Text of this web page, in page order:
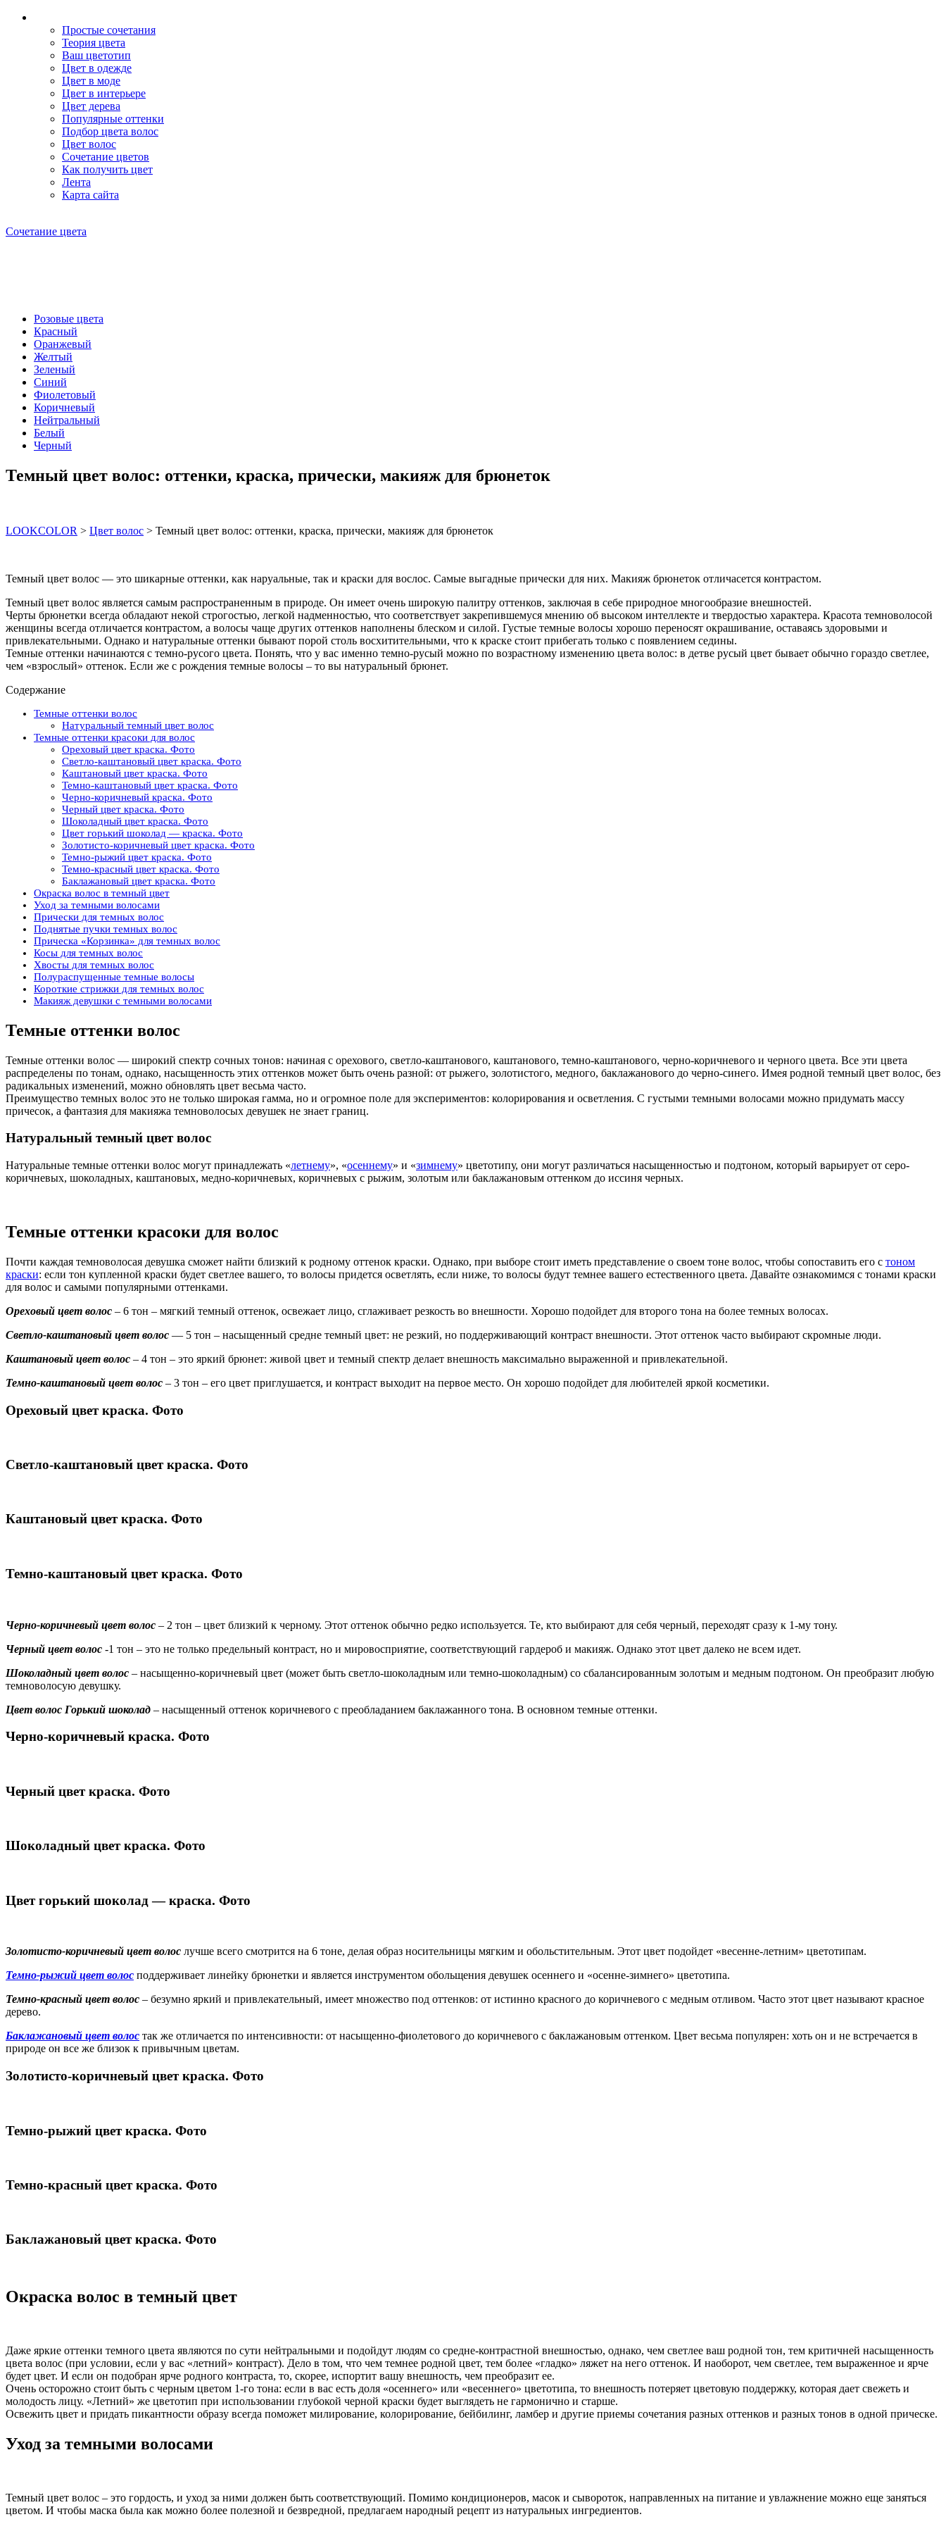
Простые сочетания
Теория цвета
Ваш цветотип
Цвет в одежде
Цвет в моде
Цвет в интерьере
Цвет дерева
Популярные оттенки
Подбор цвета волос
Цвет волос
Сочетание цветов
Как получить цвет
Лента
Карта сайта
Сочетание цвета
Розовые цвета
Красный
Оранжевый
Желтый
Зеленый
Синий
Фиолетовый
Коричневый
Нейтральный
Белый
Черный
Темный цвет волос: оттенки, краска, прически, макияж для брюнеток
LOOKCOLOR > Цвет волос > Темный цвет волос: оттенки, краска, прически, макияж для брюнеток
Темный цвет волос — это шикарные оттенки, как наруальные, так и краски для вослос. Самые выгадные прически для них. Макияж брюнеток отличасется контрастом.
Темный цвет волос является самым распространенным в природе. Он имеет очень широкую палитру оттенков, заключая в себе природное многообразие внешностей.
Черты брюнетки всегда обладают некой строгостью, легкой надменностью, что соответствует закрепившемуся мнению об высоком интеллекте и твердостью характера. Красота темноволосой
женщины всегда отличается контрастом, а волосы чаще других оттенков наполнены блеском и силой. Густые темные волосы хорошо переносят окрашивание, оставаясь здоровыми и
привлекательными. Однако и натуральные оттенки бывают порой столь восхитительными, что к краске стоит прибегать только с появлением седины.
Темные оттенки начинаются с темно-русого цвета. Понять, что у вас именно темно-русый можно по возрастному изменению цвета волос: в детве русый цвет бывает обычно гораздо светлее,
чем «взрослый» оттенок. Если же с рождения темные волосы – то вы натуральный брюнет.
Содержание
Темные оттенки волос
Натуральный темный цвет волос
Темные оттенки красоки для волос
Ореховый цвет краска. Фото
Светло-каштановый цвет краска. Фото
Каштановый цвет краска. Фото
Темно-каштановый цвет краска. Фото
Черно-коричневый краска. Фото
Черный цвет краска. Фото
Шоколадный цвет краска. Фото
Цвет горький шоколад — краска. Фото
Золотисто-коричневый цвет краска. Фото
Темно-рыжий цвет краска. Фото
Темно-красный цвет краска. Фото
Баклажановый цвет краска. Фото
Окраска волос в темный цвет
Уход за темными волосами
Прически для темных волос
Поднятые пучки темных волос
Прическа «Корзинка» для темных волос
Косы для темных волос
Хвосты для темных волос
Полураспущенные темные волосы
Короткие стрижки для темных волос
Макияж девушки с темными волосами
Темные оттенки волос
Темные оттенки волос — широкий спектр сочных тонов: начиная с орехового, светло-каштанового, каштанового, темно-каштанового, черно-коричневого и черного цвета. Все эти цвета
распределены по тонам, однако, насыщенность этих оттенков может быть очень разной: от рыжего, золотистого, медного, баклажанового до черно-синего. Имея родной темный цвет волос, без
радикальных изменений, можно обновлять цвет весьма часто.
Преимущество темных волос это не только широкая гамма, но и огромное поле для экспериментов: колорирования и осветления. С густыми темными волосами можно придумать массу
причесок, а фантазия для макияжа темноволосых девушек не знает границ.
Натуральный темный цвет волос
Натуральные темные оттенки волос могут принадлежать «летнему», «осеннему» и «зимнему» цветотипу, они могут различаться насыщенностью и подтоном, который варьирует от серо-
коричневых, шоколадных, каштановых, медно-коричневых, коричневых с рыжим, золотым или баклажановым оттенком до иссиня черных.
Темные оттенки красоки для волос
Почти каждая темноволосая девушка сможет найти близкий к родному оттенок краски. Однако, при выборе стоит иметь представление о своем тоне волос, чтобы сопоставить его с тоном
краски: если тон купленной краски будет светлее вашего, то волосы придется осветлять, если ниже, то волосы будут темнее вашего естественного цвета. Давайте ознакомимся с тонами краски
для волос и самыми популярными оттенками.
Ореховый цвет волос – 6 тон – мягкий темный оттенок, освежает лицо, сглаживает резкость во внешности. Хорошо подойдет для второго тона на более темных волосах.
Светло-каштановый цвет волос — 5 тон – насыщенный средне темный цвет: не резкий, но поддерживающий контраст внешности. Этот оттенок часто выбирают скромные люди.
Каштановый цвет волос – 4 тон – это яркий брюнет: живой цвет и темный спектр делает внешность максимально выраженной и привлекательной.
Темно-каштановый цвет волос – 3 тон – его цвет приглушается, и контраст выходит на первое место. Он хорошо подойдет для любителей яркой косметики.
Ореховый цвет краска. Фото
Светло-каштановый цвет краска. Фото
Каштановый цвет краска. Фото
Темно-каштановый цвет краска. Фото
Черно-коричневый цвет волос – 2 тон – цвет близкий к черному. Этот оттенок обычно редко используется. Те, кто выбирают для себя черный, переходят сразу к 1-му тону.
Черный цвет волос -1 тон – это не только предельный контраст, но и мировосприятие, соответствующий гардероб и макияж. Однако этот цвет далеко не всем идет.
Шоколадный цвет волос – насыщенно-коричневый цвет (может быть светло-шоколадным или темно-шоколадным) со сбалансированным золотым и медным подтоном. Он преобразит любую
темноволосую девушку.
Цвет волос Горький шоколад – насыщенный оттенок коричневого с преобладанием баклажанного тона. В основном темные оттенки.
Черно-коричневый краска. Фото
Черный цвет краска. Фото
Шоколадный цвет краска. Фото
Цвет горький шоколад — краска. Фото
Золотисто-коричневый цвет волос лучше всего смотрится на 6 тоне, делая образ носительницы мягким и обольстительным. Этот цвет подойдет «весенне-летним» цветотипам.
Темно-рыжий цвет волос поддерживает линейку брюнетки и является инструментом обольщения девушек осеннего и «осенне-зимнего» цветотипа.
Темно-красный цвет волос – безумно яркий и привлекательный, имеет множество под оттенков: от истинно красного до коричневого с медным отливом. Часто этот цвет называют красное
дерево.
Баклажановый цвет волос так же отличается по интенсивности: от насыщенно-фиолетового до коричневого с баклажановым оттенком. Цвет весьма популярен: хоть он и не встречается в
природе он все же близок к привычным цветам.
Золотисто-коричневый цвет краска. Фото
Темно-рыжий цвет краска. Фото
Темно-красный цвет краска. Фото
Баклажановый цвет краска. Фото
Окраска волос в темный цвет
Даже яркие оттенки темного цвета являются по сути нейтральными и подойдут людям со средне-контрастной внешностью, однако, чем светлее ваш родной тон, тем критичней насыщенность
цвета волос (при условии, если у вас «летний» контраст). Дело в том, что чем темнее родной цвет, тем более «гладко» ляжет на него оттенок. И наоборот, чем светлее, тем выраженное и ярче
будет цвет. И если он подобран ярче родного контраста, то, скорее, испортит вашу внешность, чем преобразит ее.
Очень осторожно стоит быть с черным цветом 1-го тона: если в вас есть доля «осеннего» или «весеннего» цветотипа, то внешность потеряет цветовую поддержку, которая дает свежеть и
молодость лицу. «Летний» же цветотип при использовании глубокой черной краски будет выглядеть не гармонично и старше.
Освежить цвет и придать пикантности образу всегда поможет милирование, колорирование, бейбилинг, ламбер и другие приемы сочетания разных оттенков и разных тонов в одной прическе.
Уход за темными волосами
Темный цвет волос – это гордость, и уход за ними должен быть соответствующий. Помимо кондиционеров, масок и сывороток, направленных на питание и увлажнение можно еще заняться
цветом. И чтобы маска была как можно более полезной и безвредной, предлагаем народный рецепт из натуральных ингредиентов.